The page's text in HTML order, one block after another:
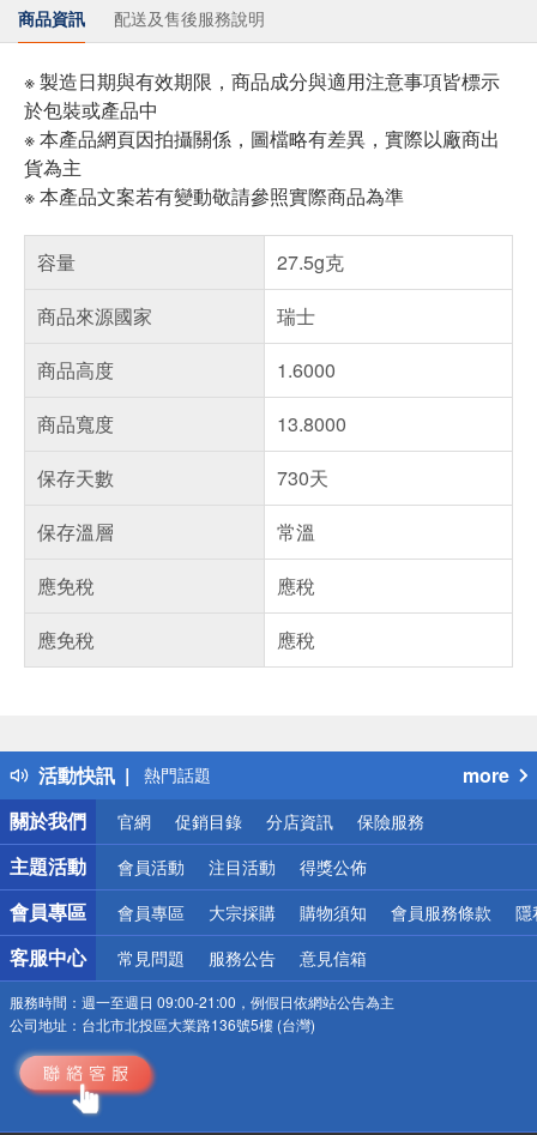
商品資訊 配送及售後服務說明
※ 製造日期與有效期限，商品成分與適用注意事項皆標示
於包裝或產品中
※ 本產品網頁因拍攝關係，圖檔略有差異，實際以廠商出
貨為主
※ 本產品文案若有變動敬請參照實際商品為準
容量
27.5g克
商品來源國家
瑞士
商品高度
1.6000
商品寬度
13.8000
保存天數
730天
保存溫層
常溫
應免稅
應稅
應免稅
應稅
活動快訊
得獎公告
熱門話題
銀行優惠
偏遠地區配送
詐騙網頁！請小心！
more
關於我們
官網 促銷目錄 分店資訊 保險服務
主題活動 會員活動 注目活動 得獎公佈
會員專區 會員專區 大宗採購 購物須知 會員服務條款 隱
客服中心 常見問題 服務公告 意見信箱
服務時間： 週一至週日 09:00-21:00，例假日依網站公告為主
公司地址： 台北市北投區大業路136號5樓 (台灣)